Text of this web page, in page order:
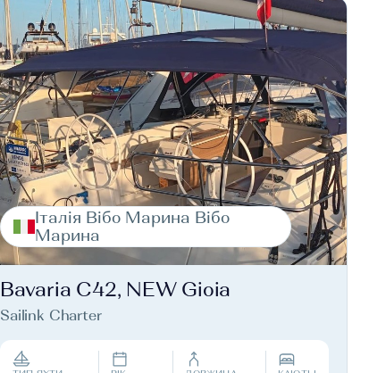
Італія Вібо Марина Вібо
Марина
Bavaria C42, NEW Gioia
Sailink Charter